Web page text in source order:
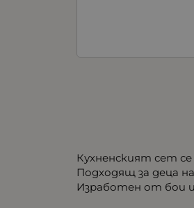
Кухненският сет
Подходящ за деца
Изработен от бои